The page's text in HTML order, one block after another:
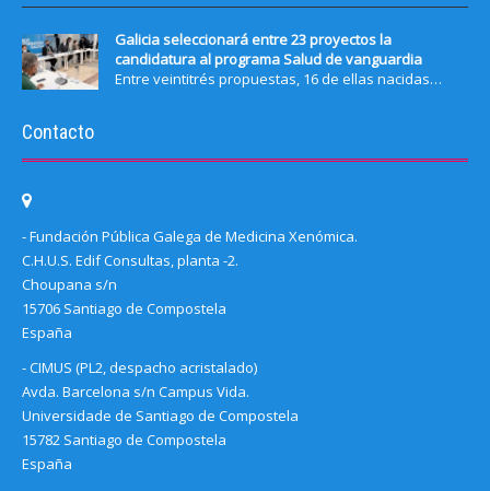
Galicia seleccionará entre 23 proyectos la
candidatura al programa Salud de vanguardia
Entre veintitrés propuestas, 16 de ellas nacidas…
Contacto
- Fundación Pública Galega de Medicina Xenómica.
C.H.U.S. Edif Consultas, planta -2.
Choupana s/n
15706 Santiago de Compostela
España
- CIMUS (PL2, despacho acristalado)
Avda. Barcelona s/n Campus Vida.
Universidade de Santiago de Compostela
15782 Santiago de Compostela
España